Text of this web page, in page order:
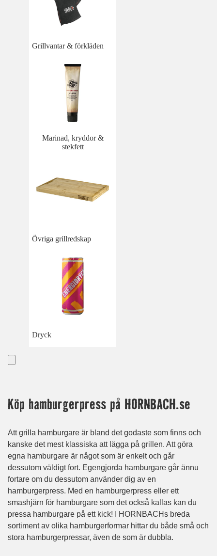
Grillvantar & förkläden
Marinad, kryddor &
stekfett
Övriga grillredskap
Dryck